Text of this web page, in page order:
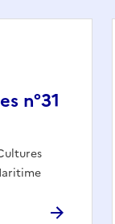
n°31